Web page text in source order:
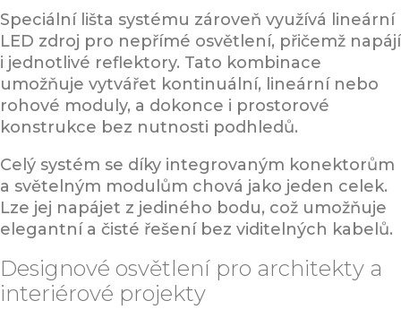
Speciální lišta systému zároveň využívá lineární
LED zdroj pro nepřímé osvětlení, přičemž napájí
i jednotlivé reflektory. Tato kombinace
umožňuje vytvářet kontinuální, lineární nebo
rohové moduly, a dokonce i prostorové
konstrukce bez nutnosti podhledů.
Celý systém se díky integrovaným konektorům
a světelným modulům chová jako jeden celek.
Lze jej napájet z jediného bodu, což umožňuje
elegantní a čisté řešení bez viditelných kabelů.
Designové osvětlení pro architekty a
interiérové projekty